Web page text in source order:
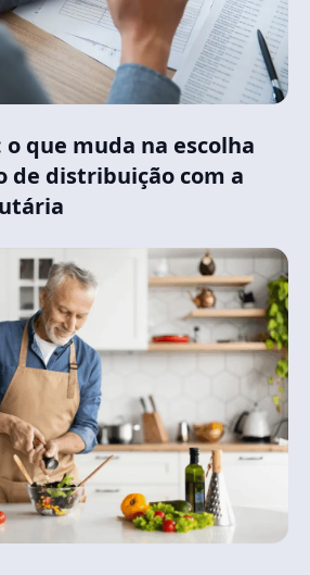
o que muda na escolha
de distribuição com a